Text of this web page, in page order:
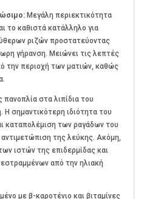
Μεγάλη περιεκτικότητα
το καθιστά κατάλληλο για
ριζών προστατεύοντας
γήρανση. Μειώνει τις λεπτές
την περιοχή των ματιών, καθώς
πανοπλία στα λιπίδια του
σημαντικότερη ιδιότητα του
καταπολέμιση των ραγάδων του
της λεύκης. Ακόμη,
ιστών της επιδερμίδας και
από την ηλιακή
με β-καροτένιο και βιταμίνες